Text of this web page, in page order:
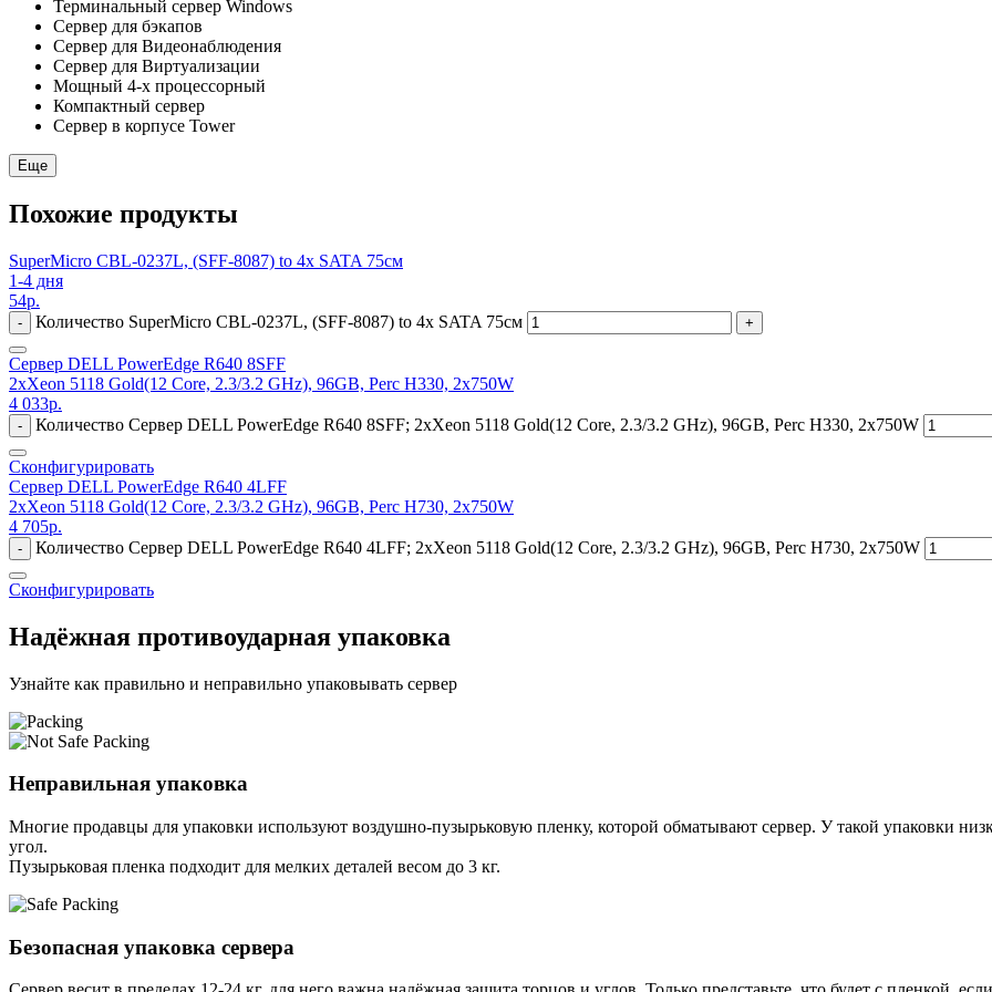
Терминальный сервер Windows
Сервер для бэкапов
Сервер для Видеонаблюдения
Сервер для Виртуализации
Мощный 4-х процессорный
Компактный сервер
Сервер в корпусе Tower
Еще
Похожие продукты
SuperMicro CBL-0237L, (SFF-8087) to 4x SATA 75см
1-4 дня
54р.
- Количество SuperMicro CBL-0237L, (SFF-8087) to 4x SATA 75см +
Сервер DELL PowerEdge R640 8SFF
2xXeon 5118 Gold(12 Core, 2.3/3.2 GHz), 96GB, Perc H330, 2x750W
4 033р.
- Количество Сервер DELL PowerEdge R640 8SFF; 2xXeon 5118 Gold(12 Core, 2.3/3.2 GHz), 96GB, Perc H330, 2x750W
Сконфигурировать
Сервер DELL PowerEdge R640 4LFF
2xXeon 5118 Gold(12 Core, 2.3/3.2 GHz), 96GB, Perc H730, 2x750W
4 705р.
- Количество Сервер DELL PowerEdge R640 4LFF; 2xXeon 5118 Gold(12 Core, 2.3/3.2 GHz), 96GB, Perc H730, 2x750W
Сконфигурировать
Надёжная противоударная упаковка
Узнайте как правильно и неправильно упаковывать сервер
Неправильная упаковка
Многие продавцы для упаковки используют воздушно-пузырьковую пленку, которой обматывают сервер. У такой упаковки
угол.
Пузырьковая пленка подходит для мелких деталей весом до 3 кг.
Безопасная упаковка сервера